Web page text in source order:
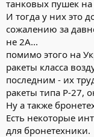
танковых пушек
И тогда у них это
сожалению за
не 2А...
помимо этого на
ракеты класса
последним - их
ракеты типа Р-27,
Ну а также
Есть некоторые
для бронетехники.